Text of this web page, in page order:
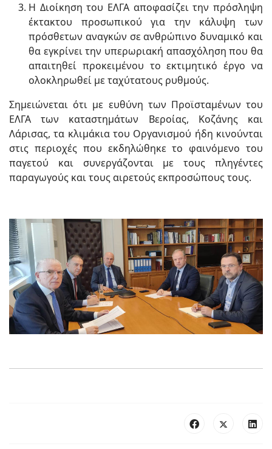
Η Διοίκηση του ΕΛΓΑ αποφασίζει την πρόσληψη
έκτακτου προσωπικού για την κάλυψη των
πρόσθετων αναγκών σε ανθρώπινο δυναμικό και
θα εγκρίνει την υπερωριακή απασχόληση που θα
απαιτηθεί προκειμένου το εκτιμητικό έργο να
ολοκληρωθεί με ταχύτατους ρυθμούς.
Σημειώνεται ότι με ευθύνη των Προϊσταμένων του
ΕΛΓΑ των καταστημάτων Βεροίας, Κοζάνης και
Λάρισας, τα κλιμάκια του Οργανισμού ήδη κινούνται
στις περιοχές που εκδηλώθηκε το φαινόμενο του
παγετού και συνεργάζονται με τους πληγέντες
παραγωγούς και τους αιρετούς εκπροσώπους τους.